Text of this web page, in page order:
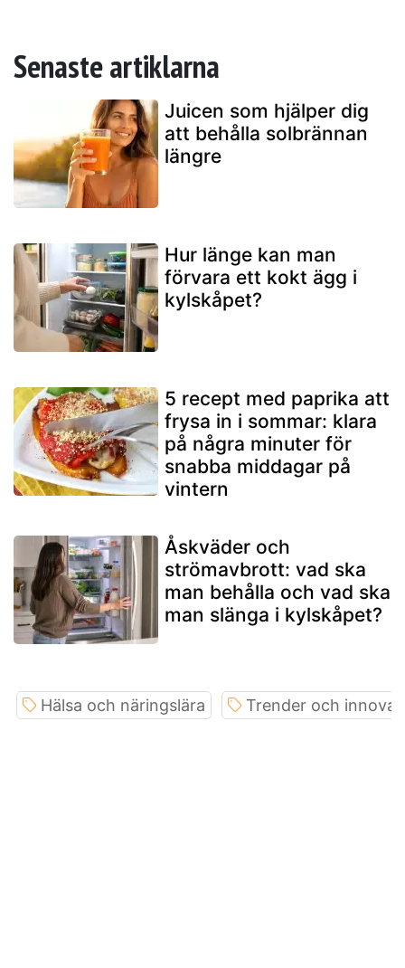
Senaste artiklarna
Juicen som hjälper dig
att behålla solbrännan
längre
Hur länge kan man
förvara ett kokt ägg i
kylskåpet?
5 recept med paprika att
frysa in i sommar: klara
på några minuter för
snabba middagar på
vintern
Åskväder och
strömavbrott: vad ska
man behålla och vad ska
man slänga i kylskåpet?
Hälsa och näringslära Trender och